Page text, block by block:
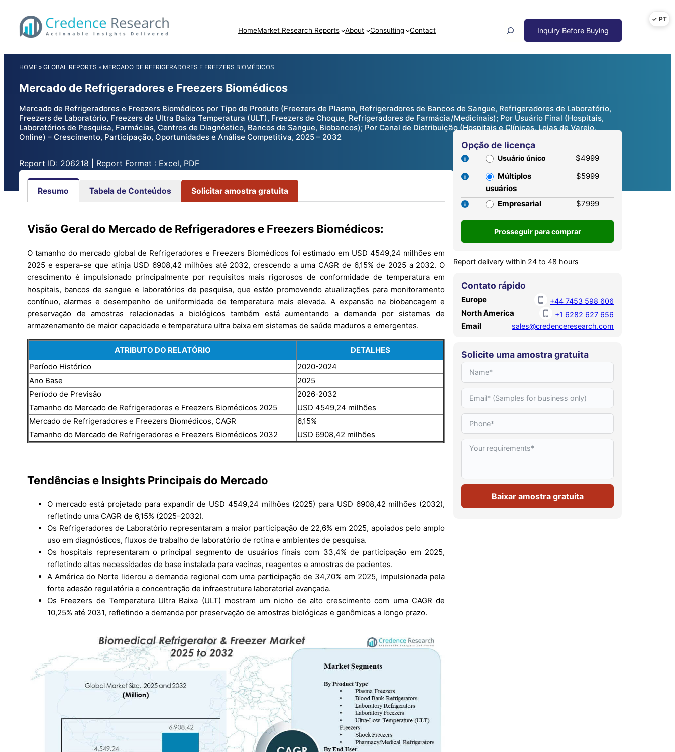
content
HomeMarket Research Reports About Consulting Contact
HOME » GLOBAL REPORTS » MERCADO DE REFRIGERADORES E FREEZERS BIOMÉDICOS
Mercado de Refrigeradores e Freezers Biomédicos
Mercado de Refrigeradores e Freezers Biomédicos por Tipo de Produto (Freezers de Plasma, Refrigeradores de Bancos de Sangue, Refrigeradores de Laboratório,
Freezers de Laboratório, Freezers de Ultra Baixa Temperatura (ULT), Freezers de Choque, Refrigeradores de Farmácia/Medicinais); Por Usuário Final (Hospitais,
Laboratórios de Pesquisa, Farmácias, Centros de Diagnóstico, Bancos de Sangue, Biobancos); Por Canal de Distribuição (Hospitais e Clínicas, Lojas de Varejo,
Online) – Crescimento, Participação, Oportunidades e Análise Competitiva, 2025 – 2032
Report ID: 206218 | Report Format : Excel, PDF
Resumo Tabela de Conteúdos Solicitar amostra gratuita
Visão Geral do Mercado de Refrigeradores e Freezers Biomédicos:
O tamanho do mercado global de Refrigeradores e Freezers Biomédicos foi estimado em USD 4549,24 milhões em
2025 e espera-se que atinja USD 6908,42 milhões até 2032, crescendo a uma CAGR de 6,15% de 2025 a 2032. O
crescimento é impulsionado principalmente por requisitos mais rigorosos de conformidade de temperatura em
hospitais, bancos de sangue e laboratórios de pesquisa, que estão promovendo atualizações para monitoramento
contínuo, alarmes e desempenho de uniformidade de temperatura mais elevada. A expansão na biobancagem e
preservação de amostras relacionadas a biológicos também está aumentando a demanda por sistemas de
armazenamento de maior capacidade e temperatura ultra baixa em sistemas de saúde maduros e emergentes.
ATRIBUTO DO RELATÓRIO
DETALHES
Período Histórico
2020-2024
Ano Base
2025
Período de Previsão
2026-2032
Tamanho do Mercado de Refrigeradores e Freezers Biomédicos 2025
USD 4549,24 milhões
Mercado de Refrigeradores e Freezers Biomédicos, CAGR
6,15%
Tamanho do Mercado de Refrigeradores e Freezers Biomédicos 2032
USD 6908,42 milhões
Tendências e Insights Principais do Mercado
O mercado está projetado para expandir de USD 4549,24 milhões (2025) para USD 6908,42 milhões (2032),
refletindo uma CAGR de 6,15% (2025–2032).
Os Refrigeradores de Laboratório representaram a maior participação de 22,6% em 2025, apoiados pelo amplo
uso em diagnósticos, fluxos de trabalho de laboratório de rotina e ambientes de pesquisa.
Os hospitais representaram o principal segmento de usuários finais com 33,4% de participação em 2025,
refletindo altas necessidades de base instalada para vacinas, reagentes e amostras de pacientes.
A América do Norte liderou a demanda regional com uma participação de 34,70% em 2025, impulsionada pela
forte adesão regulatória e concentração de infraestrutura laboratorial avançada.
Os Freezers de Temperatura Ultra Baixa (ULT) mostram um nicho de alto crescimento com uma CAGR de
10,25% até 2031, refletindo a demanda por preservação de amostras biológicas e genômicas a longo prazo.
Opção de licença
Usuário único
$4999
Múltiplos
usuários
$5999
Empresarial $7999
Report delivery within 24 to 48 hours
Contato rápido
Europe +44 7453 598 606
North America +1 6282 627 656
Email sales@credenceresearch.com
Solicite uma amostra gratuita
Baixar amostra gratuita